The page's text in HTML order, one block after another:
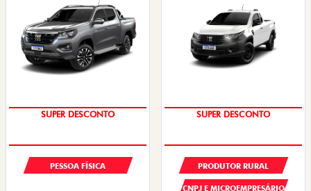
SUPER DESCONTO
PESSOA FÍSICA
SUPER DESCONTO
PRODUTOR RURAL
CNPJ E MICROEMPRESÁRIO